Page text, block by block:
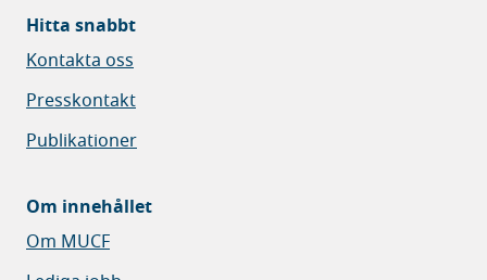
Hitta snabbt
Kontakta oss
Presskontakt
Publikationer
Om innehållet
Om MUCF